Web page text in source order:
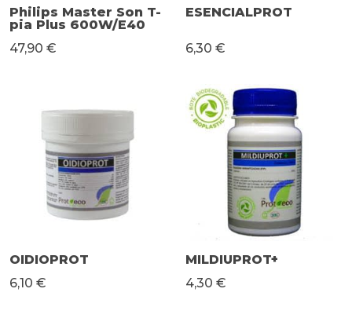
Philips Master Son T-
pia Plus 600W/E40
47,90 €
ESENCIALPROT
6,30 €
OIDIOPROT
6,10 €
MILDIUPROT+
4,30 €